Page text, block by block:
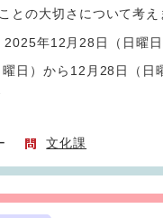
との大切さについて考え
年12月28日（日曜日
）から12月28日（日曜
文化課